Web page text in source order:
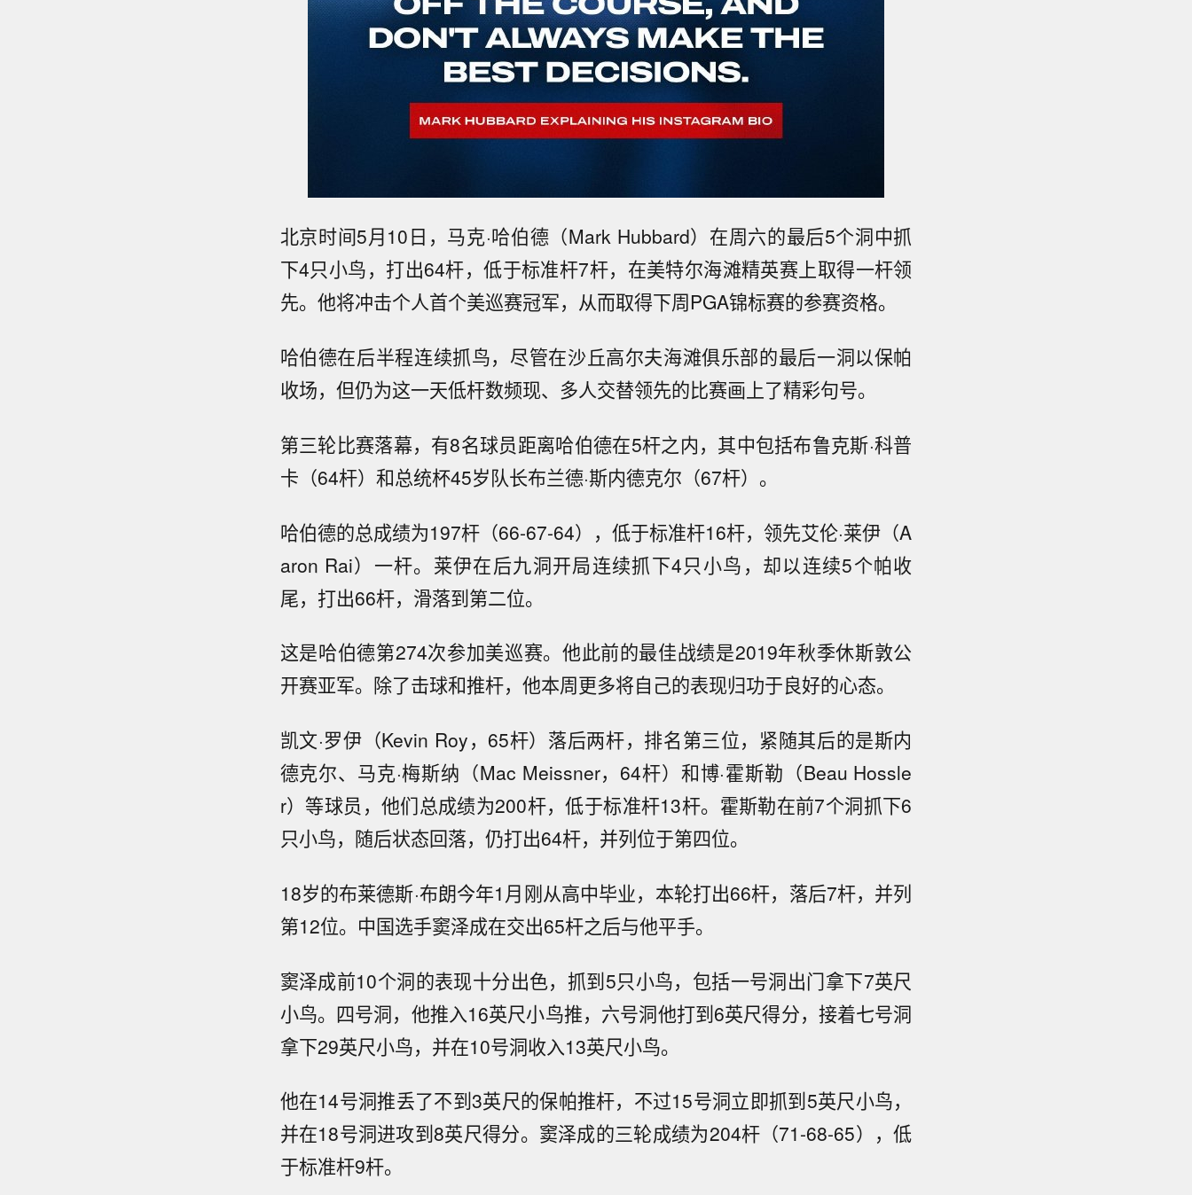
北京时间5月10日，马克·哈伯德（Mark Hubbard）在周六的最后5个洞中抓
下4只小鸟，打出64杆，低于标准杆7杆，在美特尔海滩精英赛上取得一杆领
先。他将冲击个人首个美巡赛冠军，从而取得下周PGA锦标赛的参赛资格。
哈伯德在后半程连续抓鸟，尽管在沙丘高尔夫海滩俱乐部的最后一洞以保帕
收场，但仍为这一天低杆数频现、多人交替领先的比赛画上了精彩句号。
第三轮比赛落幕，有8名球员距离哈伯德在5杆之内，其中包括布鲁克斯·科普
卡（64杆）和总统杯45岁队长布兰德·斯内德克尔（67杆）。
哈伯德的总成绩为197杆（66-67-64），低于标准杆16杆，领先艾伦·莱伊（A
aron Rai）一杆。莱伊在后九洞开局连续抓下4只小鸟，却以连续5个帕收
尾，打出66杆，滑落到第二位。
这是哈伯德第274次参加美巡赛。他此前的最佳战绩是2019年秋季休斯敦公
开赛亚军。除了击球和推杆，他本周更多将自己的表现归功于良好的心态。
凯文·罗伊（Kevin Roy，65杆）落后两杆，排名第三位，紧随其后的是斯内
德克尔、马克·梅斯纳（Mac Meissner，64杆）和博·霍斯勒（Beau Hossle
r）等球员，他们总成绩为200杆，低于标准杆13杆。霍斯勒在前7个洞抓下6
只小鸟，随后状态回落，仍打出64杆，并列位于第四位。
18岁的布莱德斯·布朗今年1月刚从高中毕业，本轮打出66杆，落后7杆，并列
第12位。中国选手窦泽成在交出65杆之后与他平手。
窦泽成前10个洞的表现十分出色，抓到5只小鸟，包括一号洞出门拿下7英尺
小鸟。四号洞，他推入16英尺小鸟推，六号洞他打到6英尺得分，接着七号洞
拿下29英尺小鸟，并在10号洞收入13英尺小鸟。
他在14号洞推丢了不到3英尺的保帕推杆，不过15号洞立即抓到5英尺小鸟，
并在18号洞进攻到8英尺得分。窦泽成的三轮成绩为204杆（71-68-65），低
于标准杆9杆。